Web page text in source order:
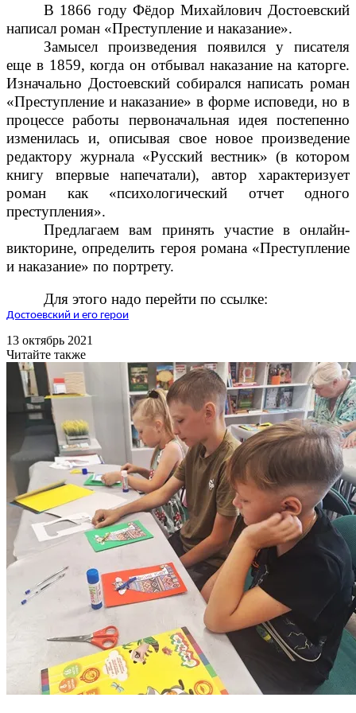
В 1866 году Фёдор Михайлович Достоевский
написал роман «Преступление и наказание».
Замысел произведения появился у писателя
еще в 1859, когда он отбывал наказание на каторге.
Изначально Достоевский собирался написать роман
«Преступление и наказание» в форме исповеди, но в
процессе работы первоначальная идея постепенно
изменилась и, описывая свое новое произведение
редактору журнала «Русский вестник» (в котором
книгу впервые напечатали), автор характеризует
роман как «психологический отчет одного
преступления».
Предлагаем вам принять участие в онлайн-
викторине, определить героя романа «Преступление
и наказание» по портрету.
Для этого надо перейти по ссылке:
Достоевский и его герои
13 октябрь 2021
Читайте также